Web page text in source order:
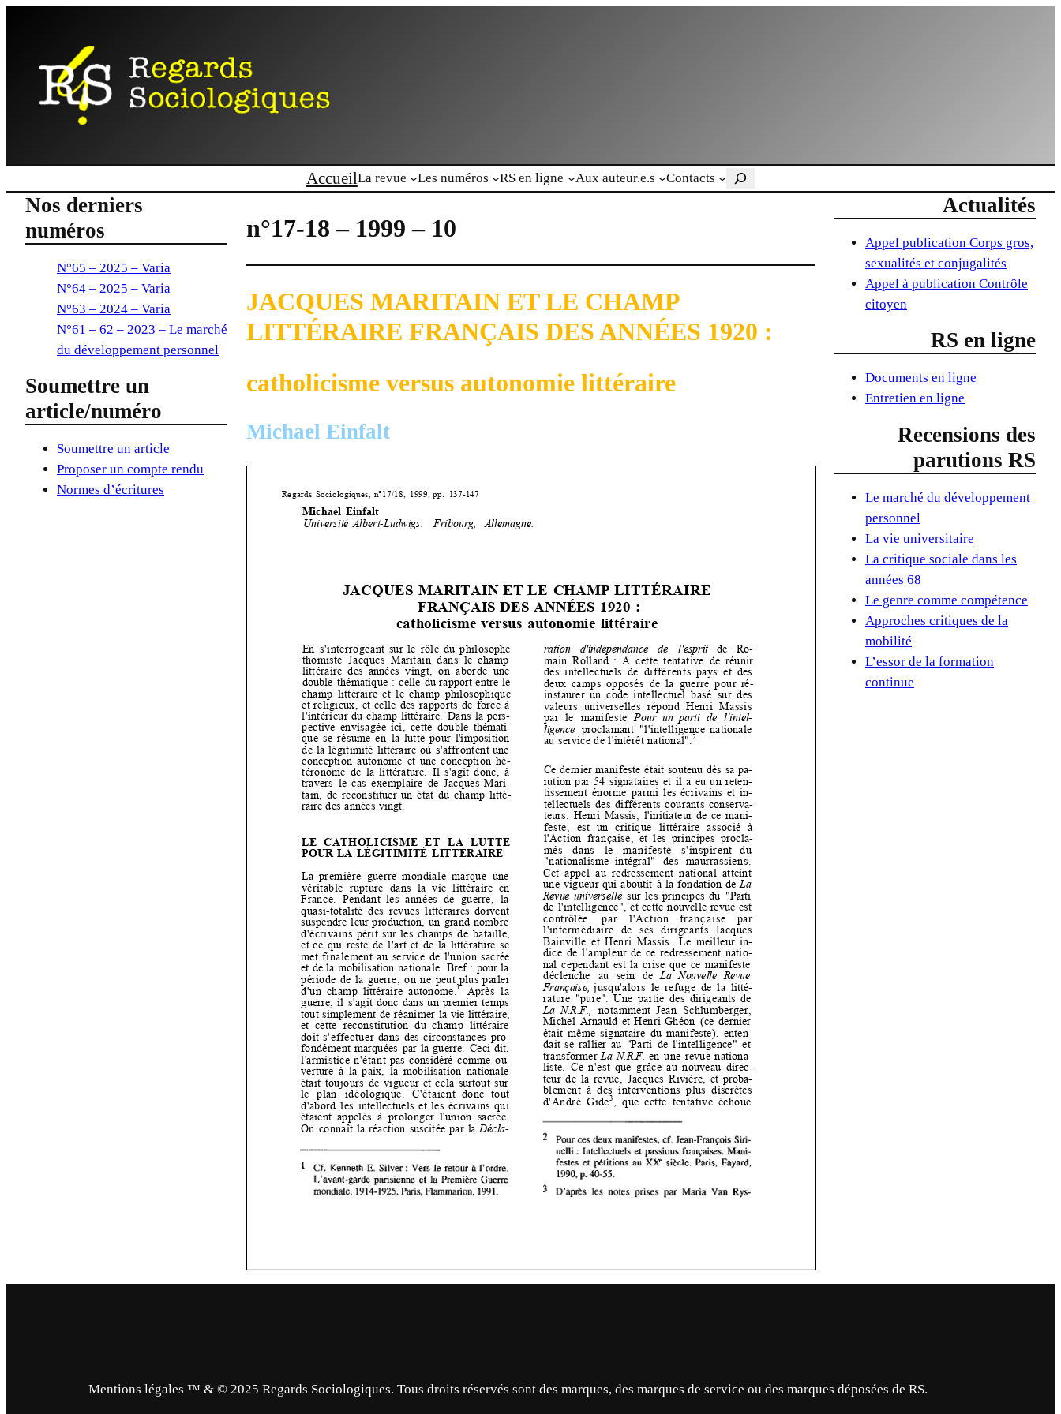
AccueilLa revue Les numéros RS en ligne Aux auteur.e.s Contacts Rechercher
Nos derniers
numéros
N°65 – 2025 – Varia
N°64 – 2025 – Varia
N°63 – 2024 – Varia
N°61 – 62 – 2023 – Le marché
du développement personnel
Soumettre un
article/numéro
Soumettre un article
Proposer un compte rendu
Normes d’écritures
n°17-18 – 1999 – 10
JACQUES MARITAIN ET LE CHAMP
LITTÉRAIRE FRANÇAIS DES ANNÉES 1920 :
catholicisme versus autonomie littéraire
Michael Einfalt
Actualités
Appel publication Corps gros,
sexualités et conjugalités
Appel à publication Contrôle
citoyen
RS en ligne
Documents en ligne
Entretien en ligne
Recensions des
parutions RS
Le marché du développement
personnel
La vie universitaire
La critique sociale dans les
années 68
Le genre comme compétence
Approches critiques de la
mobilité
L’essor de la formation
continue
Mentions légales ™ & © 2025 Regards Sociologiques. Tous droits réservés sont des marques, des marques de service ou des marques déposées de RS.